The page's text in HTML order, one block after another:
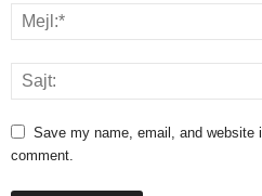
Save my name, email, and website
comment.